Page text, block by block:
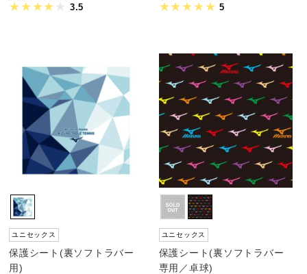
バドミントン
陸上競技
3.5
5
ユニセックス
保護シート(裏ソフトラバー
用)
ユニセックス
保護シート(裏ソフトラバー
専用／卓球)